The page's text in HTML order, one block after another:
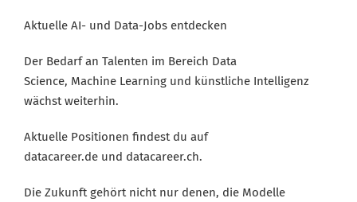
Aktuelle AI- und Data-Jobs entdecken
Der Bedarf an Talenten im Bereich Data
Science, Machine Learning und künstliche Intelligenz
wächst weiterhin.
Aktuelle Positionen findest du auf
datacareer.de und datacareer.ch.
Die Zukunft gehört nicht nur denen, die Modelle